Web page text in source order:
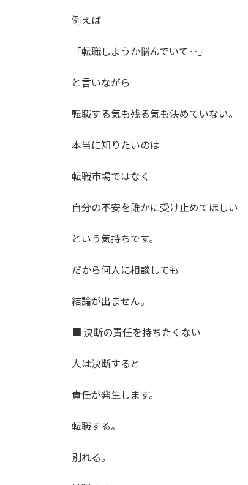
例えば
「転職しようか悩んでいて‥」
と言いながら
転職する気も残る気も決めていない。
本当に知りたいのは
転職市場ではなく
自分の不安を誰かに受け止めてほしい
という気持ちです。
だから何人に相談しても
結論が出ません。
■ 決断の責任を持ちたくない
人は決断すると
責任が発生します。
転職する。
別れる。